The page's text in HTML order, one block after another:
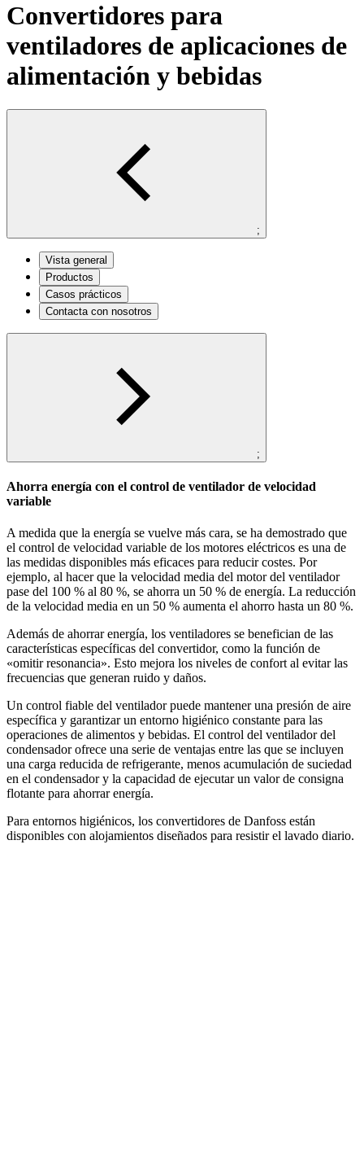
Convertidores para
ventiladores de aplicaciones de
alimentación y bebidas
;
Vista general
Productos
Casos prácticos
Contacta con nosotros
;
Ahorra energía con el control de ventilador de velocidad
variable
A medida que la energía se vuelve más cara, se ha demostrado que
el control de velocidad variable de los motores eléctricos es una de
las medidas disponibles más eficaces para reducir costes. Por
ejemplo, al hacer que la velocidad media del motor del ventilador
pase del 100 % al 80 %, se ahorra un 50 % de energía. La reducción
de la velocidad media en un 50 % aumenta el ahorro hasta un 80 %.
Además de ahorrar energía, los ventiladores se benefician de las
características específicas del convertidor, como la función de
«omitir resonancia». Esto mejora los niveles de confort al evitar las
frecuencias que generan ruido y daños.
Un control fiable del ventilador puede mantener una presión de aire
específica y garantizar un entorno higiénico constante para las
operaciones de alimentos y bebidas. El control del ventilador del
condensador ofrece una serie de ventajas entre las que se incluyen
una carga reducida de refrigerante, menos acumulación de suciedad
en el condensador y la capacidad de ejecutar un valor de consigna
flotante para ahorrar energía.
Para entornos higiénicos, los convertidores de Danfoss están
disponibles con alojamientos diseñados para resistir el lavado diario.